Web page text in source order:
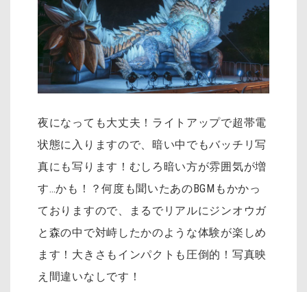
夜になっても大丈夫！ライトアップで超帯電
状態に入りますので、暗い中でもバッチリ写
真にも写ります！むしろ暗い方が雰囲気が増
す…かも！？何度も聞いたあのBGMもかかっ
ておりますので、まるでリアルにジンオウガ
と森の中で対峙したかのような体験が楽しめ
ます！大きさもインパクトも圧倒的！写真映
え間違いなしです！